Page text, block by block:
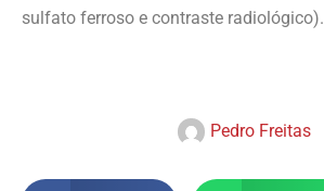
sulfato ferroso e contraste radiológico).
Pedro Freitas